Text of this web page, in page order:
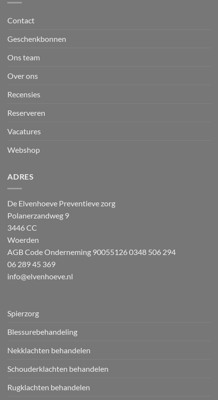
Contact
Geschenkbonnen
Ons team
Over ons
Recensies
Reserveren
Vacatures
Webshop
ADRES
De Elvenhoeve Preventieve zorg
Polanerzandweg 9
3446 CC
Woerden
AGB Code Onderneming 900551260348 506 294
06 289 45 369
info@elvenhoeve.nl
Spierzorg
Blessurebehandeling
Nekklachten behandelen
Schouderklachten behandelen
Rugklachten behandelen